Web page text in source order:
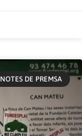
NOTES DE PREMSA